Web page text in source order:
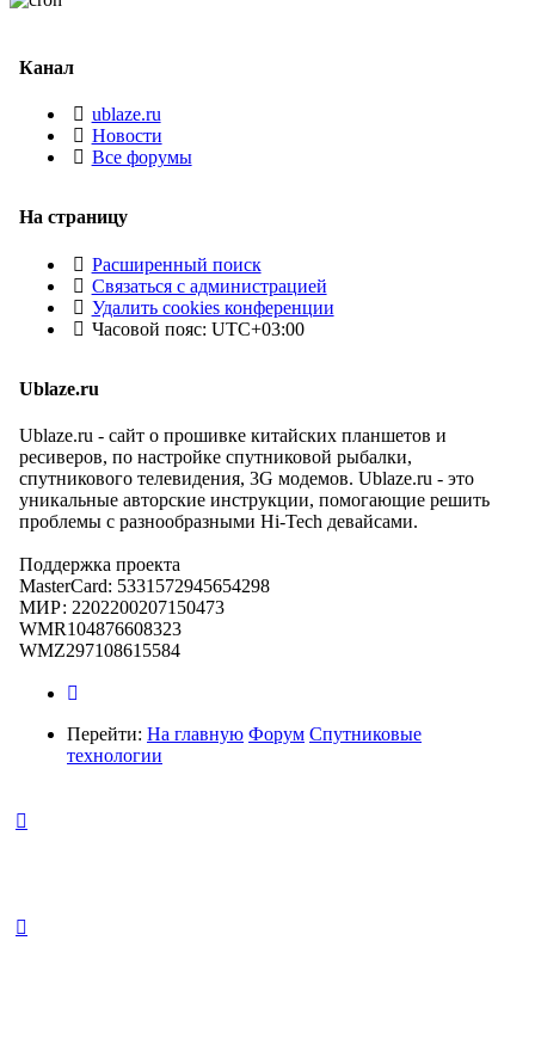
Канал
ublaze.ru
Новости
Все форумы
На страницу
Расширенный поиск
Связаться с администрацией
Удалить cookies конференции
Часовой пояс: UTC+03:00
Ublaze.ru
Ublaze.ru - сайт о прошивке китайских планшетов и
ресиверов, по настройке спутниковой рыбалки,
спутникового телевидения, 3G модемов. Ublaze.ru - это
уникальные авторские инструкции, помогающие решить
проблемы с разнообразными Hi-Tech девайсами.
Поддержка проекта
MasterCard: 5331572945654298
МИР: 2202200207150473
WMR104876608323
WMZ297108615584
Перейти: На главную Форум Спутниковые
технологии